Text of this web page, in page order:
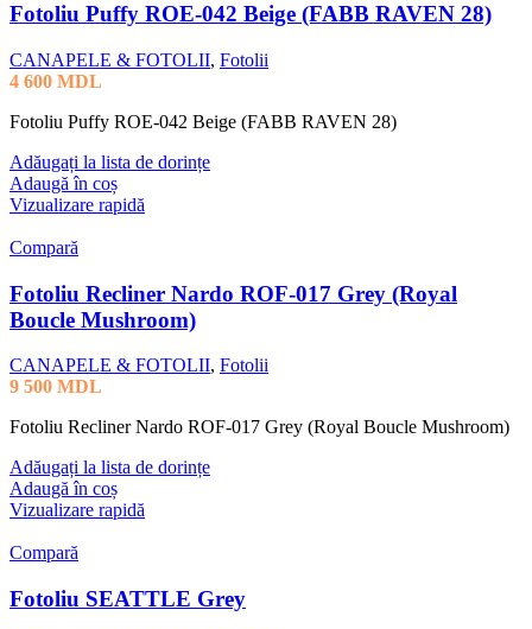
Fotoliu Puffy ROE-042 Beige (FABB RAVEN 28)
CANAPELE & FOTOLII, Fotolii
4 600 MDL
Fotoliu Puffy ROE-042 Beige (FABB RAVEN 28)
Adăugați la lista de dorințe
Adaugă în coș
Vizualizare rapidă
Compară
Fotoliu Recliner Nardo ROF-017 Grey (Royal
Boucle Mushroom)
CANAPELE & FOTOLII, Fotolii
9 500 MDL
Fotoliu Recliner Nardo ROF-017 Grey (Royal Boucle Mushroom)
Adăugați la lista de dorințe
Adaugă în coș
Vizualizare rapidă
Compară
Fotoliu SEATTLE Grey